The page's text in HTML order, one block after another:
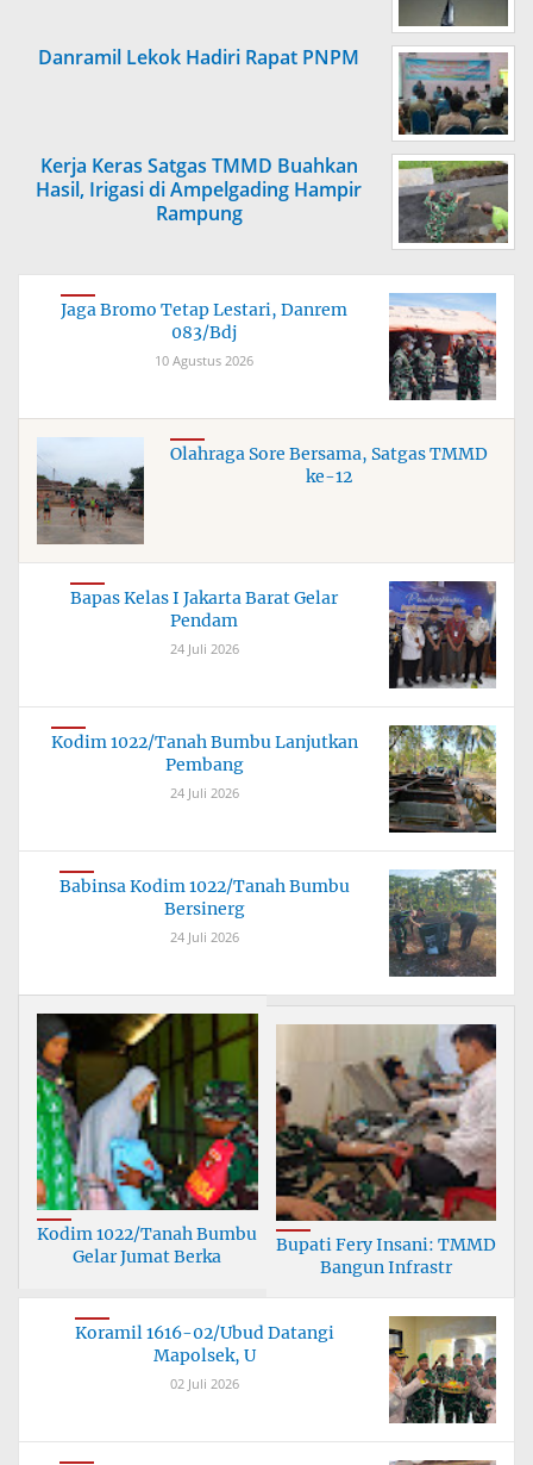
Danramil Lekok Hadiri Rapat PNPM
Kerja Keras Satgas TMMD Buahkan
Hasil, Irigasi di Ampelgading Hampir
Rampung
Jaga Bromo Tetap Lestari, Danrem
083/Bdj
10 Agustus 2026
Olahraga Sore Bersama, Satgas TMMD
ke-12
Bapas Kelas I Jakarta Barat Gelar
Pendam
24 Juli 2026
Kodim 1022/Tanah Bumbu Lanjutkan
Pembang
24 Juli 2026
Babinsa Kodim 1022/Tanah Bumbu
Bersinerg
24 Juli 2026
Kodim 1022/Tanah Bumbu
Gelar Jumat Berka
Bupati Fery Insani: TMMD
Bangun Infrastr
Koramil 1616-02/Ubud Datangi
Mapolsek, U
02 Juli 2026